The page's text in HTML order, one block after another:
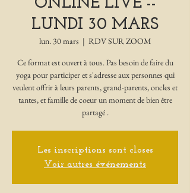
ONLINE LIVE --
LUNDI 30 MARS
lun. 30 mars
  |
RDV SUR ZOOM
Ce format est ouvert à tous. Pas besoin de faire du
yoga pour participer et s'adresse aux personnes qui
veulent offrir à leurs parents, grand-parents, oncles et
tantes, et famille de coeur un moment de bien être
partagé .
Les inscriptions sont closes
Voir autres événements